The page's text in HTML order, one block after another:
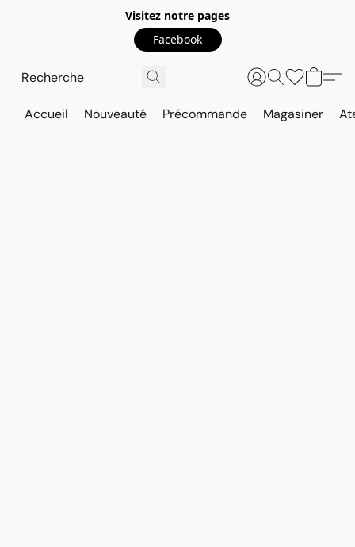
Visitez notre pages
Facebook
Accueil Nouveauté Précommande Magasiner